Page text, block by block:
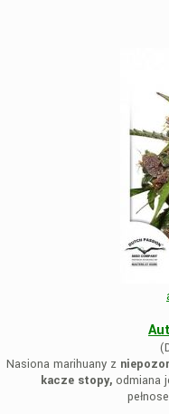
Nasiona marihuany z
kacze stopy, odmiana